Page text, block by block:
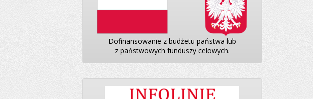
Dofinansowanie z budżetu państwa lub
z państwowych funduszy celowych.